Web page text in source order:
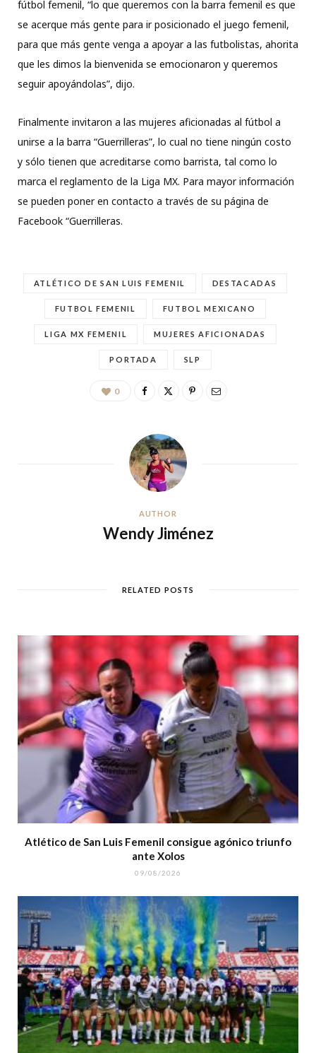
fútbol femenil, “lo que queremos con la barra femenil es que
se acerque más gente para ir posicionado el juego femenil,
para que más gente venga a apoyar a las futbolistas, ahorita
que les dimos la bienvenida se emocionaron y queremos
seguir apoyándolas”, dijo.
Finalmente invitaron a las mujeres aficionadas al fútbol a
unirse a la barra “Guerrilleras”, lo cual no tiene ningún costo
y sólo tienen que acreditarse como barrista, tal como lo
marca el reglamento de la Liga MX. Para mayor información
se pueden poner en contacto a través de su página de
Facebook “Guerrilleras.
ATLÉTICO DE SAN LUIS FEMENIL DESTACADAS
FUTBOL FEMENIL FUTBOL MEXICANO
LIGA MX FEMENIL MUJERES AFICIONADAS
PORTADA SLP
0
AUTHOR
Wendy Jiménez
RELATED POSTS
Atlético de San Luis Femenil consigue agónico triunfo
ante Xolos
09/08/2026